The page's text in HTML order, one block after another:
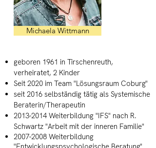
Michaela Wittmann
geboren 1961 in Tirschenreuth,
verheiratet, 2 Kinder
Seit 2020 im Team "Lösungsraum Coburg"
seit 2016 selbständig tätig als Systemische
Beraterin/Therapeutin
2013-2014 Weiterbildung "IFS" nach R.
Schwartz "Arbeit mit der inneren Familie"
2007-2008 Weiterbildung